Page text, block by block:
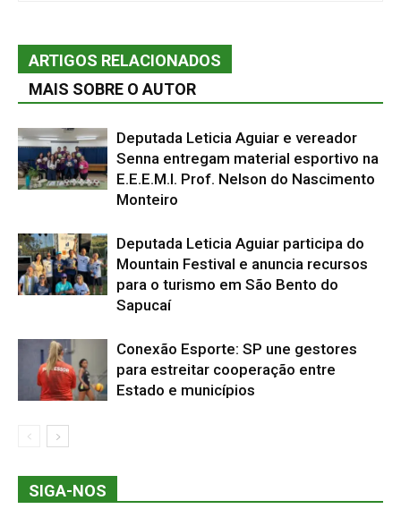
ARTIGOS RELACIONADOS
MAIS SOBRE O AUTOR
Deputada Leticia Aguiar e vereador
Senna entregam material esportivo na
E.E.E.M.I. Prof. Nelson do Nascimento
Monteiro
Deputada Leticia Aguiar participa do
Mountain Festival e anuncia recursos
para o turismo em São Bento do
Sapucaí
Conexão Esporte: SP une gestores
para estreitar cooperação entre
Estado e municípios
SIGA-NOS